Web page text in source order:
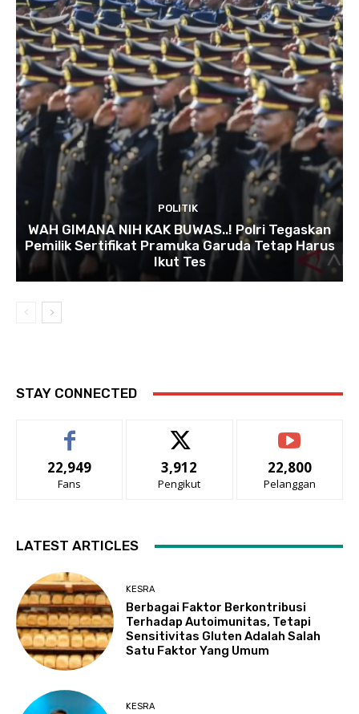
POLITIK
WAH GIMANA NIH KAK BUWAS..! Polri Tegaskan
Pemilik Sertifikat Pramuka Garuda Tetap Harus
Ikut Tes
STAY CONNECTED
22,949
Fans
3,912
Pengikut
22,800
Pelanggan
LATEST ARTICLES
KESRA
Berbagai Faktor Berkontribusi
Terhadap Autoimunitas, Tetapi
Sensitivitas Gluten Adalah Salah
Satu Faktor Yang Umum
KESRA